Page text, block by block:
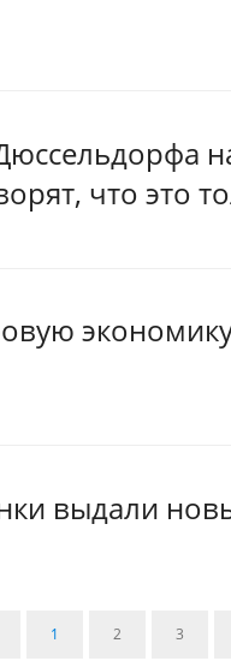
что это
экономику
выдали
1 2 3